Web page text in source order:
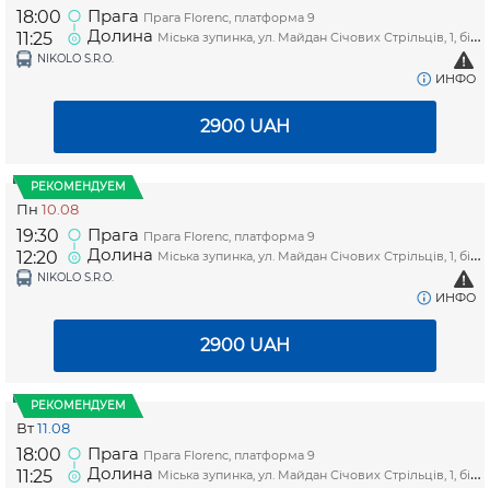
18:00
11:25
Прага Прага Florenc, платформа 9
Долина Міська зупинка, ул. Майдан Січових Стрільців, 1, біля магазину "Копійочка"
NIKOLO S.R.O.
ИНФО
2900 UAH
РЕКОМЕНДУЕМ
Пн 10.08
19:30
12:20
Прага Прага Florenc, платформа 9
Долина Міська зупинка, ул. Майдан Січових Стрільців, 1, біля магазину "Копійочка"
NIKOLO S.R.O.
ИНФО
2900 UAH
РЕКОМЕНДУЕМ
Вт11.08
18:00
11:25
Прага Прага Florenc, платформа 9
Долина Міська зупинка, ул. Майдан Січових Стрільців, 1, біля магазину "Копійочка"